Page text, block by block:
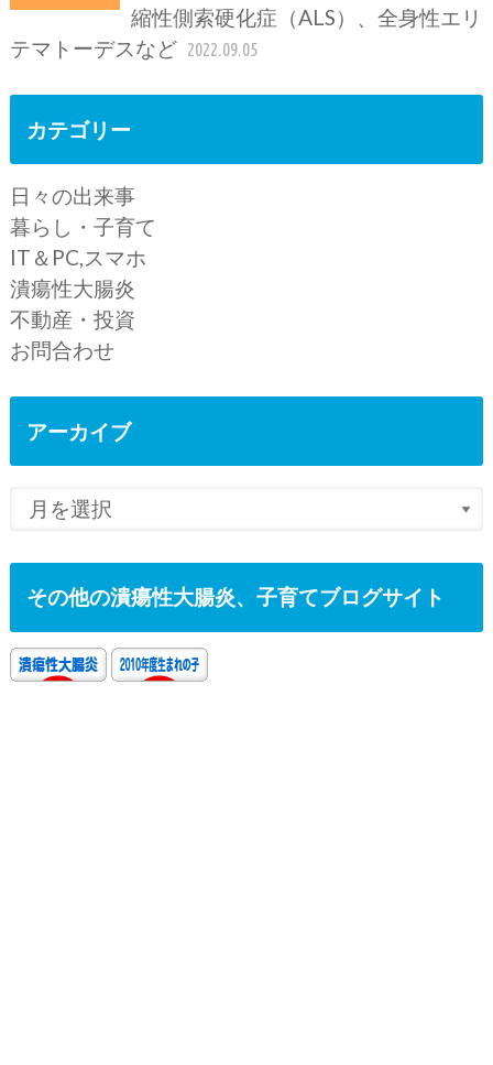
縮性側索硬化症（ALS）、全身性エリ
テマトーデスなど 2022.09.05
カテゴリー
日々の出来事
暮らし・子育て
IT＆PC,スマホ
潰瘍性大腸炎
不動産・投資
お問合わせ
アーカイブ
その他の潰瘍性大腸炎、子育てブログサイト